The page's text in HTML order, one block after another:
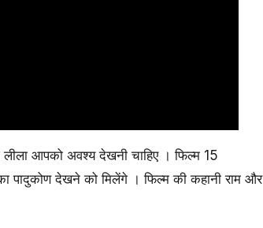
लीला आपको अवश्य देखनी चाहिए । फिल्म 15
पादुकोण देखने को मिलेंगे । फिल्म की कहानी राम और